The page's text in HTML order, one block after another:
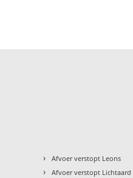
› Afvoer verstopt Leons
› Afvoer verstopt Lichtaard